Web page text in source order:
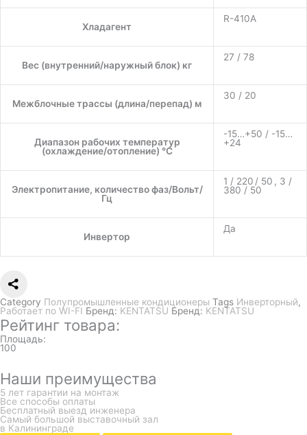
Хладагент
R-410A
Вес (внутренний/наружный блок) кг
27 / 78
Межблочные трассы (длина/перепад) м
30 / 20
Диапазон рабочих температур
(охлаждение/отопление) °C
-15…+50 / -15…
+24
Электропитание, количество фаз/Вольт/
Гц
1 / 220 / 50 , 3 /
380 / 50
Инвертор
Да
Category Полупромышленные кондиционеры Tags Инверторный,
Работает по WI-FI Бренд: KENTATSU Бренд: KENTATSU
Рейтинг товара:
Площадь:
100
Наши преимущества
5 лет гарантии на монтаж
Все способы оплаты
Бесплатный выезд инженера
Самый большой выставочный зал
в Калининграде